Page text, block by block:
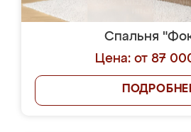
Спальня
Цена: от 87